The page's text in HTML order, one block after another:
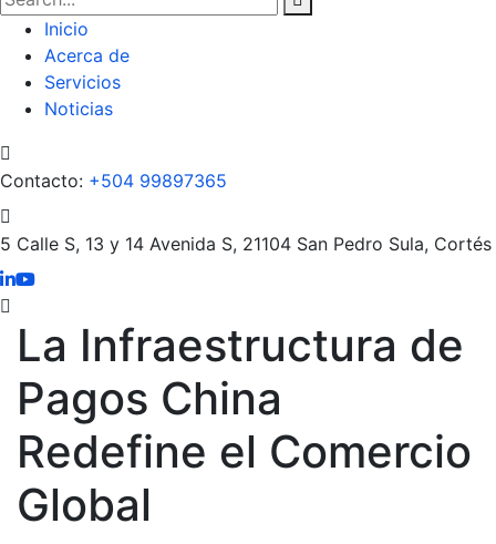
Inicio
Acerca de
Servicios
Noticias
Contacto: +504 99897365
5 Calle S, 13 y 14 Avenida S, 21104 San Pedro Sula, Cortés
La Infraestructura de
Pagos China
Redefine el Comercio
Global